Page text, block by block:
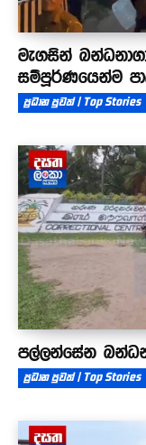
මැගසින්
සම්පූර්ණයෙන්ම
ප්‍රධාන පුවත් | Top Stories
පල්ලන්සේන
ප්‍රධාන පුවත් | Top Stories